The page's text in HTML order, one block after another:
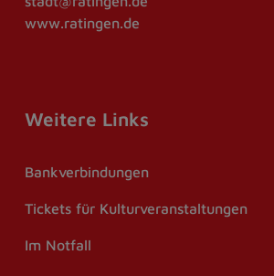
www.ratingen.de
Weitere Links
Bankverbindungen
Tickets für Kulturveranstaltungen
Im Notfall